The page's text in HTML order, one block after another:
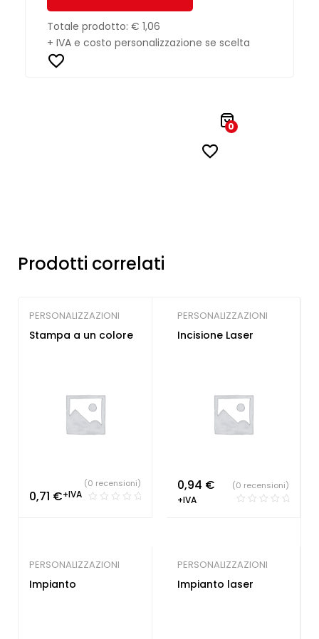
Totale prodotto: € 1,06
+ IVA e costo personalizzazione se scelta
0
Prodotti correlati
PERSONALIZZAZIONI
Stampa a un colore
0,71 €+IVA
(0 recensioni)
PERSONALIZZAZIONI
Incisione Laser
0,94 €
+IVA
(0 recensioni)
PERSONALIZZAZIONI
Impianto
PERSONALIZZAZIONI
Impianto laser